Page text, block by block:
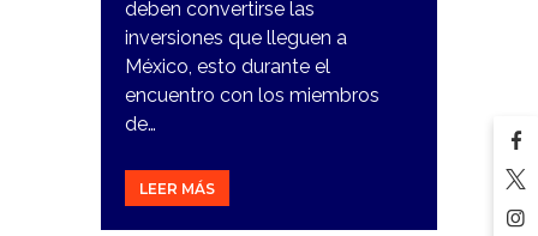
deben convertirse las
inversiones que lleguen a
México, esto durante el
encuentro con los miembros
de…
LEER MÁS